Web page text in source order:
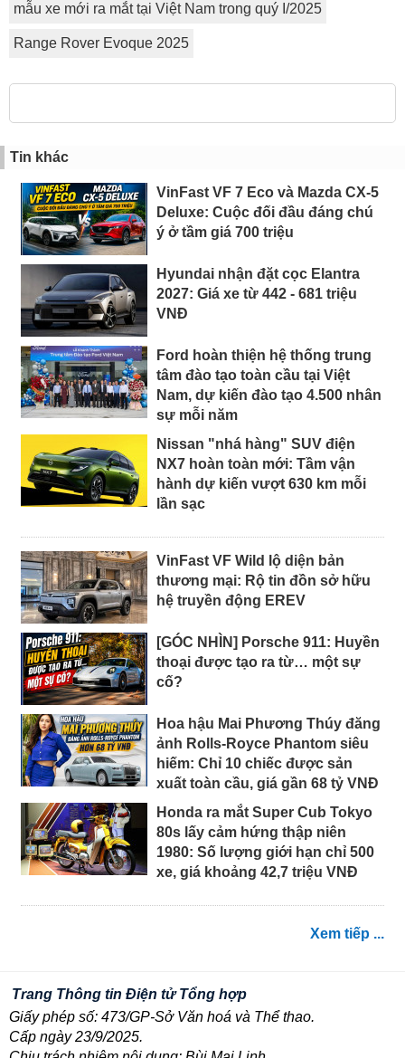
mẫu xe mới ra mắt tại Việt Nam trong quý I/2025
Range Rover Evoque 2025
Tin khác
VinFast VF 7 Eco và Mazda CX-5
Deluxe: Cuộc đối đầu đáng chú
ý ở tầm giá 700 triệu
Hyundai nhận đặt cọc Elantra
2027: Giá xe từ 442 - 681 triệu
VNĐ
Ford hoàn thiện hệ thống trung
tâm đào tạo toàn cầu tại Việt
Nam, dự kiến đào tạo 4.500 nhân
sự mỗi năm
Nissan "nhá hàng" SUV điện
NX7 hoàn toàn mới: Tầm vận
hành dự kiến vượt 630 km mỗi
lần sạc
VinFast VF Wild lộ diện bản
thương mại: Rộ tin đồn sở hữu
hệ truyền động EREV
[GÓC NHÌN] Porsche 911: Huyền
thoại được tạo ra từ… một sự
cố?
Hoa hậu Mai Phương Thúy đăng
ảnh Rolls-Royce Phantom siêu
hiếm: Chỉ 10 chiếc được sản
xuất toàn cầu, giá gần 68 tỷ VNĐ
Honda ra mắt Super Cub Tokyo
80s lấy cảm hứng thập niên
1980: Số lượng giới hạn chỉ 500
xe, giá khoảng 42,7 triệu VNĐ
Xem tiếp ...
Trang Thông tin Điện tử Tổng hợp
Giấy phép số: 473/GP-Sở Văn hoá và Thể thao.
Cấp ngày 23/9/2025.